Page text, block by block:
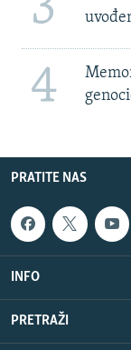
4
PRATITE NAS
INFO
PRETRAŽI